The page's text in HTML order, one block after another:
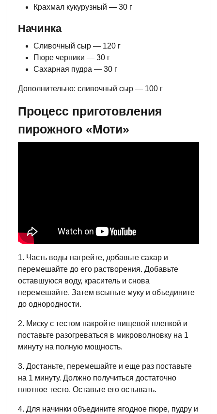
Крахмал кукурузный — 30 г
Начинка
Сливочный сыр — 120 г
Пюре черники — 30 г
Сахарная пудра — 30 г
Дополнительно: сливочный сыр — 100 г
Процесс приготовления
пирожного «Моти»
1. Часть воды нагрейте, добавьте сахар и
перемешайте до его растворения. Добавьте
оставшуюся воду, краситель и снова
перемешайте. Затем всыпьте муку и объедините
до однородности.
2. Миску с тестом накройте пищевой пленкой и
поставьте разогреваться в микроволновку на 1
минуту на полную мощность.
3. Достаньте, перемешайте и еще раз поставьте
на 1 минуту. Должно получиться достаточно
плотное тесто. Оставьте его остывать.
4. Для начинки объедините ягодное пюре, пудру и